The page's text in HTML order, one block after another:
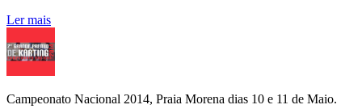
Ler mais
Campeonato Nacional 2014, Praia Morena dias 10 e 11 de Maio.